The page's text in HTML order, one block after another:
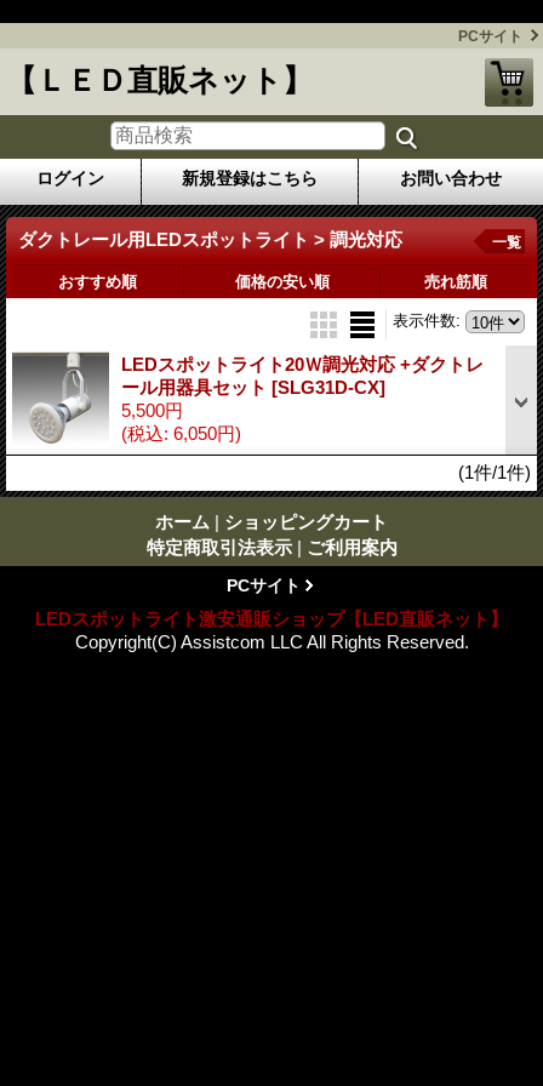
PCサイト
【ＬＥＤ直販ネット】
ログイン 新規登録はこちら お問い合わせ
ダクトレール用LEDスポットライト > 調光対応 一覧
おすすめ順 価格の安い順 売れ筋順
表示件数:
LEDスポットライト20Ｗ調光対応 +ダクトレ
ール用器具セット [SLG31D-CX]
5,500円
(税込: 6,050円)
(1件/1件)
ホーム | ショッピングカート
特定商取引法表示 | ご利用案内
PCサイト
LEDスポットライト激安通販ショップ【LED直販ネット】
Copyright(C) Assistcom LLC All Rights Reserved.